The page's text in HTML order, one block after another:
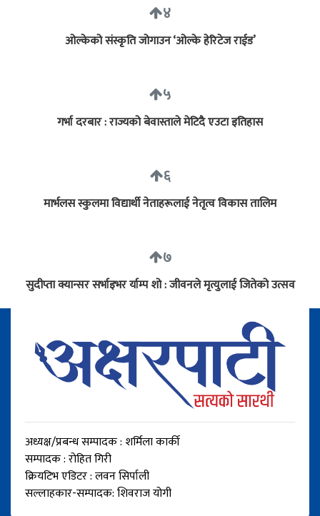
४
ओल्केको संस्कृति जोगाउन ‘ओल्के हेरिटेज राईड’
५
गर्भा दरबार : राज्यको बेवास्ताले मेटिदै एउटा इतिहास
६
मार्भलस स्कुलमा विद्यार्थी नेताहरूलाई नेतृत्व विकास तालिम
७
सुदीप्ता क्यान्सर सर्भाइभर र्याम्प शो : जीवनले मृत्युलाई जितेको उत्सव
अध्यक्ष/प्रबन्ध सम्पादक : शर्मिला कार्की
सम्पादक : रोहित गिरी
क्रियटिभ एडिटर : लवन सिर्पाली
सल्लाहकार-सम्पादक: शिवराज योगी